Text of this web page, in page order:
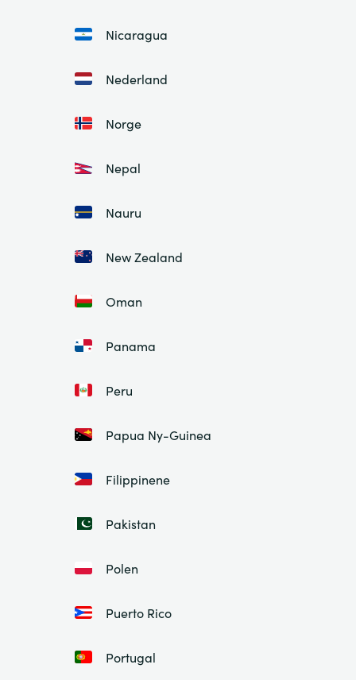
Nicaragua
Nederland
Norge
Nepal
Nauru
New Zealand
Oman
Panama
Peru
Papua Ny-Guinea
Filippinene
Pakistan
Polen
Puerto Rico
Portugal